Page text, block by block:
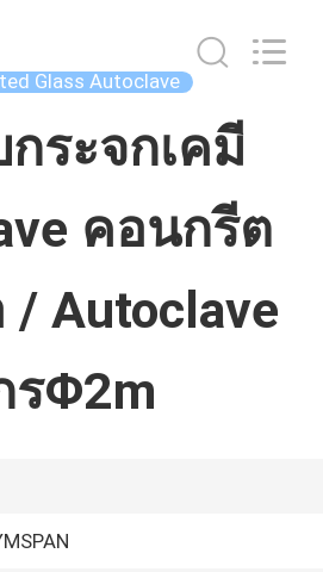
Glass Autoclave
ระจกเคมี
คอนกรีต
/ Autoclave
รΦ2m